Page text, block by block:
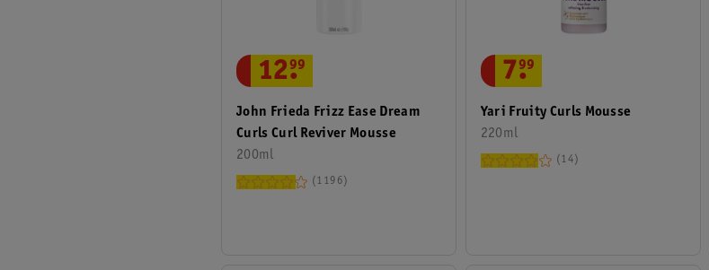
John Frieda Frizz Ease Dream
Curls Curl Reviver Mousse
200ml
12.
99
1196
Yari Fruity Curls Mousse
220ml
7.
99
14